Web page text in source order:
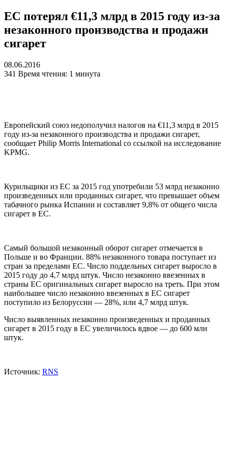
ЕС потерял €11,3 млрд в 2015 году из-за
незаконного производства и продажи
сигарет
08.06.2016
341 Время чтения: 1 минута
Европейский союз недополучил налогов на €11,3 млрд в 2015
году из-за незаконного производства и продажи сигарет,
сообщает Philip Morris International со ссылкой на исследование
KPMG.
Курильщики из ЕС за 2015 год употребили 53 млрд незаконно
произведенных или проданных сигарет, что превышает объем
табачного рынка Испании и составляет 9,8% от общего числа
сигарет в ЕС.
Самый большой незаконный оборот сигарет отмечается в
Польше и во Франции. 88% незаконного товара поступает из
стран за пределами ЕС. Число поддельных сигарет выросло в
2015 году до 4,7 млрд штук. Число незаконно ввезенных в
страны ЕС оригинальных сигарет выросло на треть. При этом
наибольшее число незаконно ввезенных в ЕС сигарет
поступило из Белоруссии — 28%, или 4,7 млрд штук.
Число выявленных незаконно произведенных и проданных
сигарет в 2015 году в ЕС увеличилось вдвое — до 600 млн
штук.
Источник: RNS